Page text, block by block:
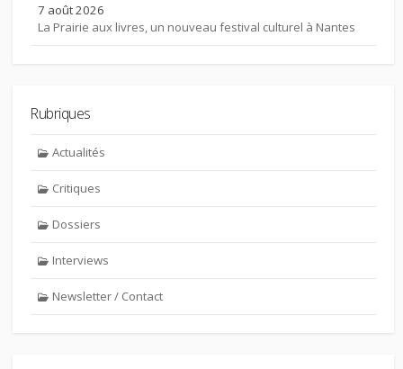
7 août 2026
La Prairie aux livres, un nouveau festival culturel à Nantes
Rubriques
Actualités
Critiques
Dossiers
Interviews
Newsletter / Contact